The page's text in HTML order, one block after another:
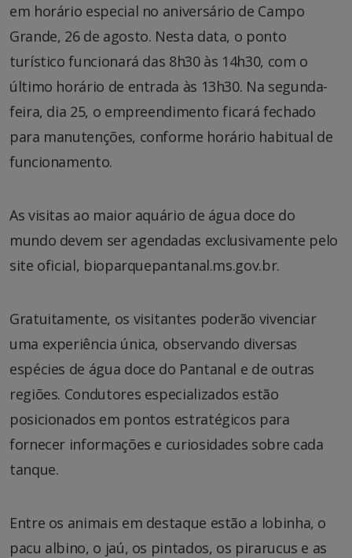
em horário especial no aniversário de Campo
Grande, 26 de agosto. Nesta data, o ponto
turístico funcionará das 8h30 às 14h30, com o
último horário de entrada às 13h30. Na segunda-
feira, dia 25, o empreendimento ficará fechado
para manutenções, conforme horário habitual de
funcionamento.
As visitas ao maior aquário de água doce do
mundo devem ser agendadas exclusivamente pelo
site oficial, bioparquepantanal.ms.gov.br.
Gratuitamente, os visitantes poderão vivenciar
uma experiência única, observando diversas
espécies de água doce do Pantanal e de outras
regiões. Condutores especializados estão
posicionados em pontos estratégicos para
fornecer informações e curiosidades sobre cada
tanque.
Entre os animais em destaque estão a lobinha, o
pacu albino, o jaú, os pintados, os pirarucus e as